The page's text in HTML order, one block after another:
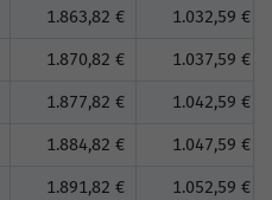
1.863,82 € 1.032,59 €
1.870,82 € 1.037,59 €
1.877,82 € 1.042,59 €
1.884,82 € 1.047,59 €
1.891,82 € 1.052,59 €